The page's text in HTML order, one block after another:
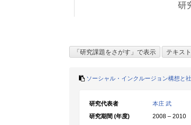
研
ソーシャル・インクルージョン構想と
研究代表者
本庄 武
研究期間 (年度)
2008 – 2010